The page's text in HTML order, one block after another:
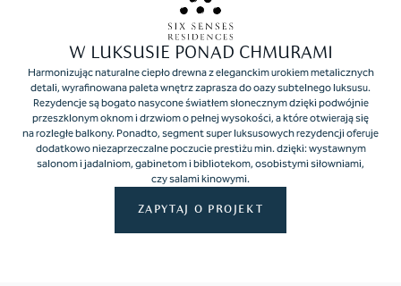
W LUKSUSIE PONAD CHMURAMI
Harmonizując naturalne ciepło drewna z eleganckim urokiem metalicznych
detali, wyrafinowana paleta wnętrz zaprasza do oazy subtelnego luksusu.
Rezydencje są bogato nasycone światłem słonecznym dzięki podwójnie
przeszklonym oknom i drzwiom o pełnej wysokości, a które otwierają się
na rozległe balkony. Ponadto, segment super luksusowych rezydencji oferuje
dodatkowo niezaprzeczalne poczucie prestiżu min. dzięki: wystawnym
salonom i jadalniom, gabinetom i bibliotekom, osobistymi siłowniami,
czy salami kinowymi.
ZAPYTAJ O PROJEKT